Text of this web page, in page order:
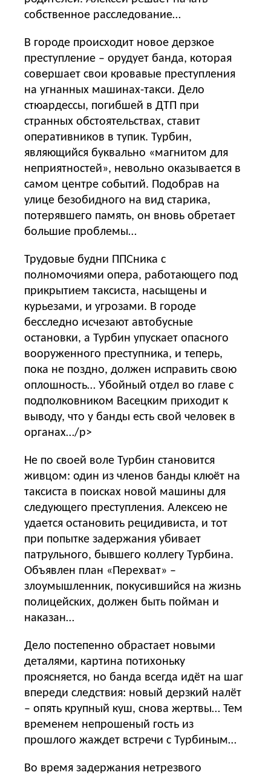
собственное расследование…
В городе происходит новое дерзкое
преступление – орудует банда, которая
совершает свои кровавые преступления
на угнанных машинах-такси. Дело
стюардессы, погибшей в ДТП при
странных обстоятельствах, ставит
оперативников в тупик. Турбин,
являющийся буквально «магнитом для
неприятностей», невольно оказывается в
самом центре событий. Подобрав на
улице безобидного на вид старика,
потерявшего память, он вновь обретает
большие проблемы…
Трудовые будни ППСника с
полномочиями опера, работающего под
прикрытием таксиста, насыщены и
курьезами, и угрозами. В городе
бесследно исчезают автобусные
остановки, а Турбин упускает опасного
вооруженного преступника, и теперь,
пока не поздно, должен исправить свою
оплошность… Убойный отдел во главе с
подполковником Васецким приходит к
выводу, что у банды есть свой человек в
органах…/p>
Не по своей воле Турбин становится
живцом: один из членов банды клюёт на
таксиста в поисках новой машины для
следующего преступления. Алексею не
удается остановить рецидивиста, и тот
при попытке задержания убивает
патрульного, бывшего коллегу Турбина.
Объявлен план «Перехват» –
злоумышленник, покусившийся на жизнь
полицейских, должен быть пойман и
наказан…
Дело постепенно обрастает новыми
деталями, картина потихоньку
проясняется, но банда всегда идёт на шаг
впереди следствия: новый дерзкий налёт
– опять крупный куш, снова жертвы… Тем
временем непрошеный гость из
прошлого жаждет встречи с Турбиным…
Во время задержания нетрезвого